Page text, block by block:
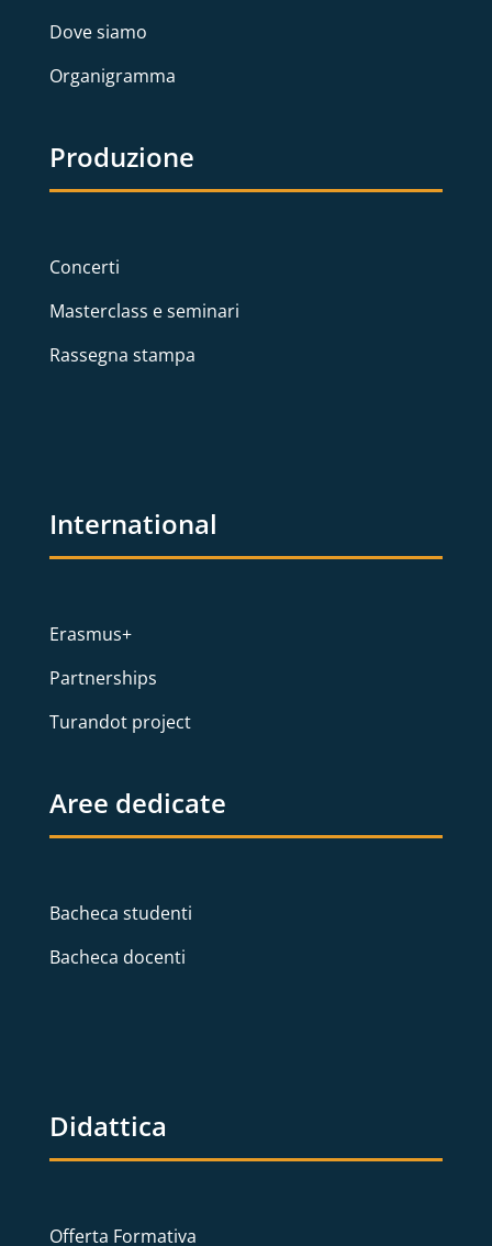
Dove siamo
Organigramma
Produzione
Concerti
Masterclass e seminari
Rassegna stampa
International
Erasmus+
Partnerships
Turandot project
Aree dedicate
Bacheca studenti
Bacheca docenti
Didattica
Offerta Formativa